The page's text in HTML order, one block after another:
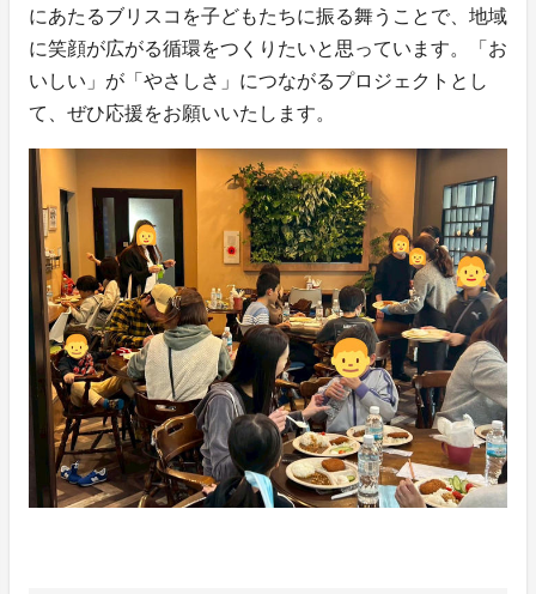
にあたるブリスコを子どもたちに振る舞うことで、地域
に笑顔が広がる循環をつくりたいと思っています。「お
いしい」が「やさしさ」につながるプロジェクトとし
て、ぜひ応援をお願いいたします。